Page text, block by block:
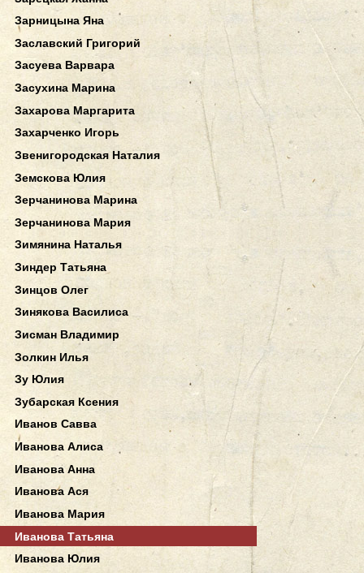
Зарницына Яна
Заславский Григорий
Засуева Варвара
Засухина Марина
Захарова Маргарита
Захарченко Игорь
Звенигородская Наталия
Земскова Юлия
Зерчанинова Марина
Зерчанинова Мария
Зимянина Наталья
Зиндер Татьяна
Зинцов Олег
Зинякова Василиса
Зисман Владимир
Золкин Илья
Зу Юлия
Зубарская Ксения
Иванов Савва
Иванова Алиса
Иванова Анна
Иванова Ася
Иванова Мария
Иванова Татьяна
Иванова Юлия